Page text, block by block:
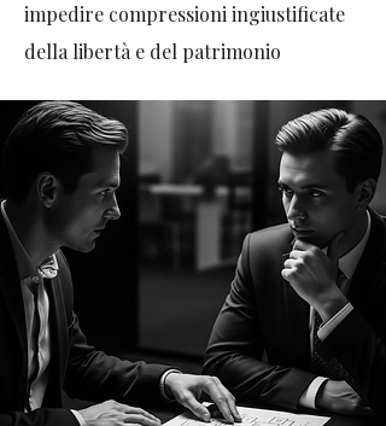
impedire compressioni ingiustificate
della libertà e del patrimonio